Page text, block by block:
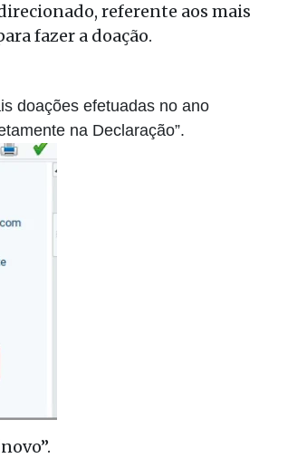
referente aos mais
fazer a doação.
doações efetuadas no ano
na Declaração”.